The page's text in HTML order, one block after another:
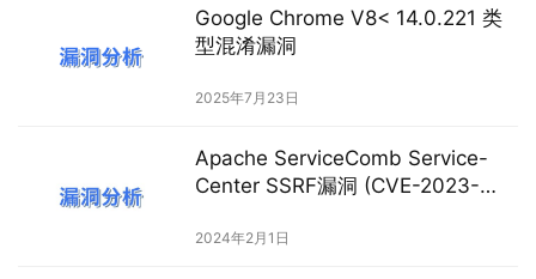
Google Chrome V8< 14.0.221 类
型混淆漏洞
2025年7月23日
Apache ServiceComb Service-
Center SSRF漏洞 (CVE-2023-
2024年2月1日